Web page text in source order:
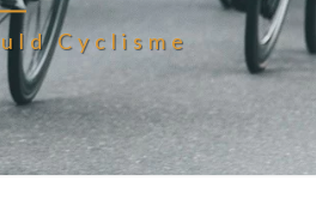
Cyclisme